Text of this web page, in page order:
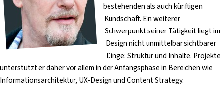
bestehenden als auch künftigen
Kundschaft. Ein weiterer
Schwerpunkt seiner Tätigkeit liegt im
Design nicht unmittelbar sichtbarer
Dinge: Struktur und Inhalte. Projekte
unterstützt er daher vor allem in der Anfangsphase in Bereichen wie
Informationsarchitektur, UX-Design und Content Strategy.